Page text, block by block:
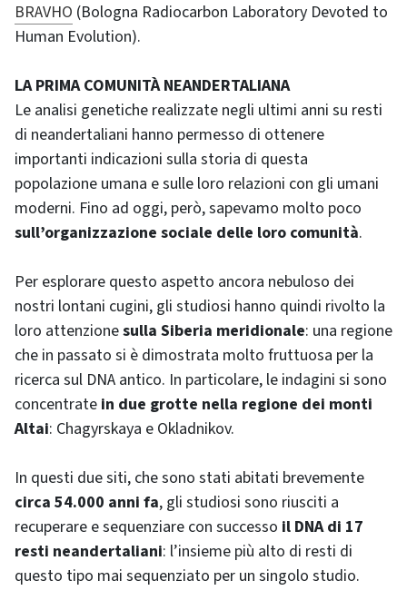
BRAVHO (Bologna Radiocarbon Laboratory Devoted to
Human Evolution).
LA PRIMA COMUNITÀ NEANDERTALIANA
Le analisi genetiche realizzate negli ultimi anni su resti
di neandertaliani hanno permesso di ottenere
importanti indicazioni sulla storia di questa
popolazione umana e sulle loro relazioni con gli umani
moderni. Fino ad oggi, però, sapevamo molto poco
sull’organizzazione sociale delle loro comunità.
Per esplorare questo aspetto ancora nebuloso dei
nostri lontani cugini, gli studiosi hanno quindi rivolto la
loro attenzionesulla Siberia meridionale: una regione
che in passato si è dimostrata molto fruttuosa per la
ricerca sul DNA antico. In particolare, le indagini si sono
concentrate in due grotte nella regione dei monti
Altai: Chagyrskaya e Okladnikov.
In questi due siti, che sono stati abitati brevemente
circa 54.000 anni fa, gli studiosi sono riusciti a
recuperare e sequenziare con successo il DNA di 17
resti neandertaliani: l’insieme più alto di resti di
questo tipo mai sequenziato per un singolo studio.